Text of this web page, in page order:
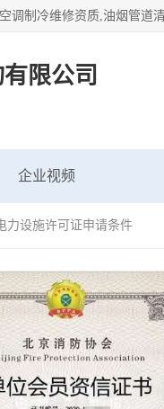
限公司
企业视频
力设施许可证申请条件